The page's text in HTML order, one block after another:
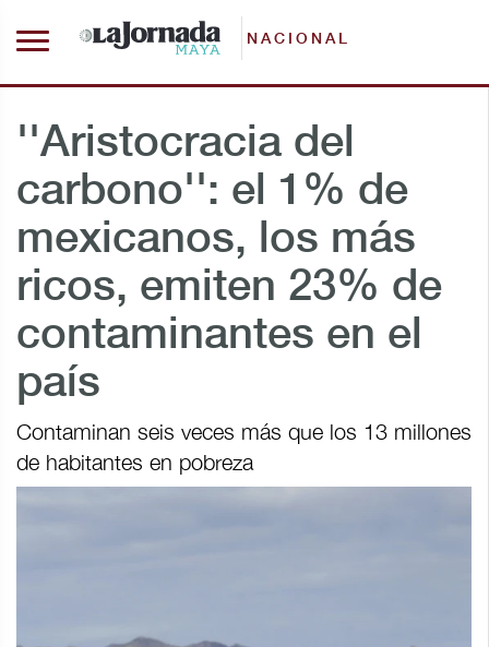
NACIONAL
''Aristocracia del
carbono'': el 1% de
mexicanos, los más
ricos, emiten 23% de
contaminantes en el
país
Contaminan seis veces más que los 13 millones
de habitantes en pobreza